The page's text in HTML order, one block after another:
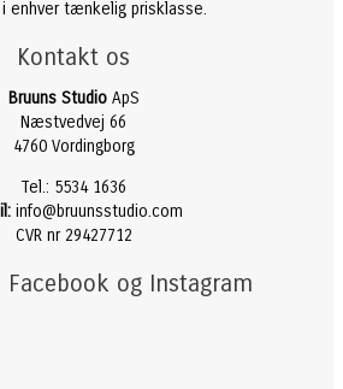
enhver tænkelig prisklasse.
Kontakt os
Bruuns StudioApS
Næstvedvej 66
4760 Vordingborg
Tel.: 5534 1636
info@bruunsstudio.com
CVR nr 29427712
Facebook og Instagram